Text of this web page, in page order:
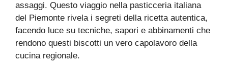
assaggi. Questo viaggio nella pasticceria italiana
del Piemonte rivela i segreti della ricetta autentica,
facendo luce su tecniche, sapori e abbinamenti che
rendono questi biscotti un vero capolavoro della
cucina regionale.